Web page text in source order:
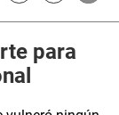
para